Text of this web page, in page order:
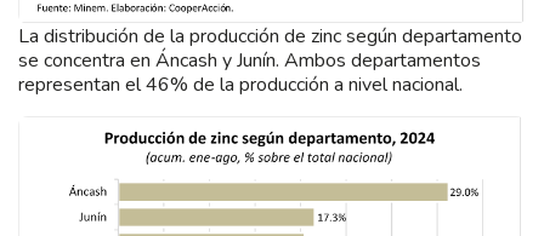
La distribución de la producción de zinc según departamento
se concentra en Áncash y Junín. Ambos departamentos
representan el 46% de la producción a nivel nacional.